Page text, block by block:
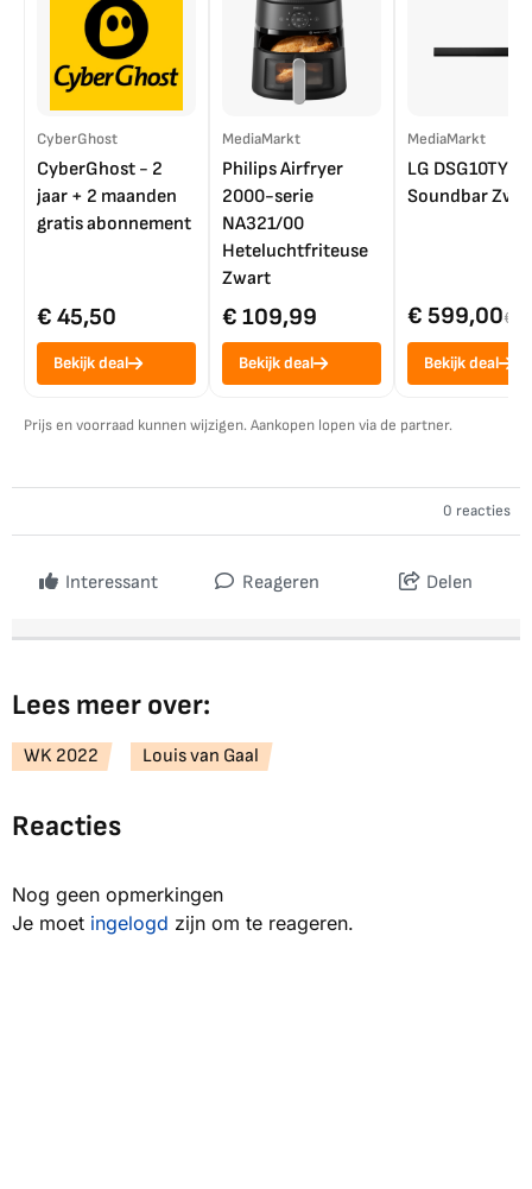
CyberGhost
CyberGhost - 2
jaar + 2 maanden
gratis abonnement
€ 45,50
Bekijk deal
MediaMarkt
Philips Airfryer
2000-serie
NA321/00
Heteluchtfriteuse
Zwart
€ 109,99
Bekijk deal
MediaMarkt
LG DSG10TY
Soundbar
€ 599,00€
Bekijk deal
Prijs en voorraad kunnen wijzigen. Aankopen lopen via de partner.
0 reacties
Interessant Reageren Delen
Lees meer over:
WK 2022 Louis van Gaal
Reacties
Nog geen opmerkingen
Je moet ingelogd zijn om te reageren.